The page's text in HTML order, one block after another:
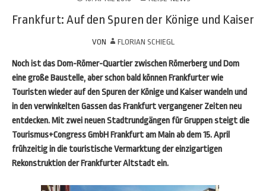
Frankfurt: Auf den Spuren der Könige und Kaiser
VON FLORIAN SCHIEGL
Noch ist das Dom-Römer-Quartier zwischen Römerberg und Dom
eine große Baustelle, aber schon bald können Frankfurter wie
Touristen wieder auf den Spuren der Könige und Kaiser wandeln und
in den verwinkelten Gassen das Frankfurt vergangener Zeiten neu
entdecken. Mit zwei neuen Stadtrundgängen für Gruppen steigt die
Tourismus+Congress GmbH Frankfurt am Main ab dem 15. April
frühzeitig in die touristische Vermarktung der einzigartigen
Rekonstruktion der Frankfurter Altstadt ein.